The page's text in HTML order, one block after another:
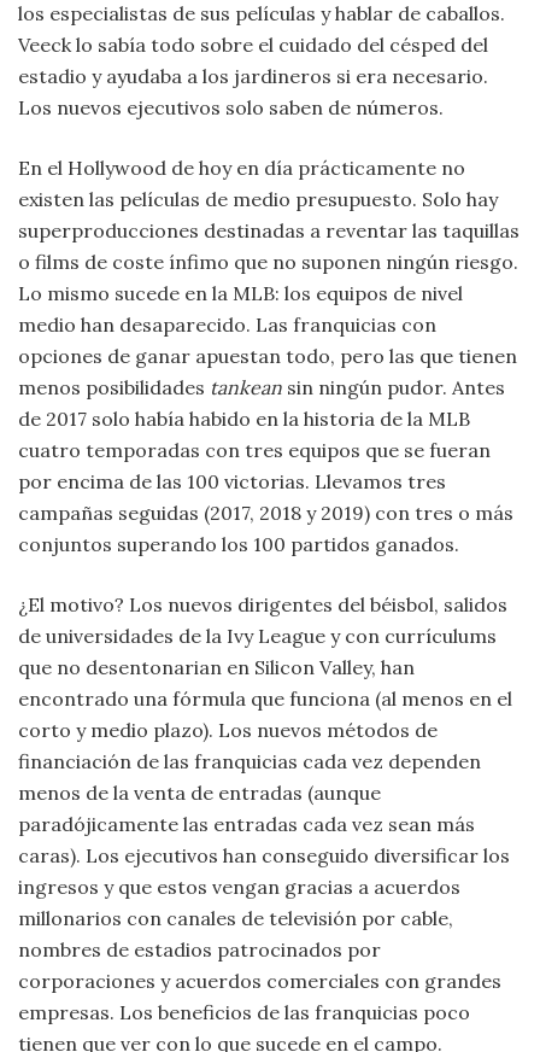
los especialistas de sus películas y hablar de caballos.
Veeck lo sabía todo sobre el cuidado del césped del
estadio y ayudaba a los jardineros si era necesario.
Los nuevos ejecutivos solo saben de números.
En el Hollywood de hoy en día prácticamente no
existen las películas de medio presupuesto. Solo hay
superproducciones destinadas a reventar las taquillas
o films de coste ínfimo que no suponen ningún riesgo.
Lo mismo sucede en la MLB: los equipos de nivel
medio han desaparecido. Las franquicias con
opciones de ganar apuestan todo, pero las que tienen
menos posibilidades tankean sin ningún pudor. Antes
de 2017 solo había habido en la historia de la MLB
cuatro temporadas con tres equipos que se fueran
por encima de las 100 victorias. Llevamos tres
campañas seguidas (2017, 2018 y 2019) con tres o más
conjuntos superando los 100 partidos ganados.
¿El motivo? Los nuevos dirigentes del béisbol, salidos
de universidades de la Ivy League y con currículums
que no desentonarian en Silicon Valley, han
encontrado una fórmula que funciona (al menos en el
corto y medio plazo). Los nuevos métodos de
financiación de las franquicias cada vez dependen
menos de la venta de entradas (aunque
paradójicamente las entradas cada vez sean más
caras). Los ejecutivos han conseguido diversificar los
ingresos y que estos vengan gracias a acuerdos
millonarios con canales de televisión por cable,
nombres de estadios patrocinados por
corporaciones y acuerdos comerciales con grandes
empresas. Los beneficios de las franquicias poco
tienen que ver con lo que sucede en el campo.